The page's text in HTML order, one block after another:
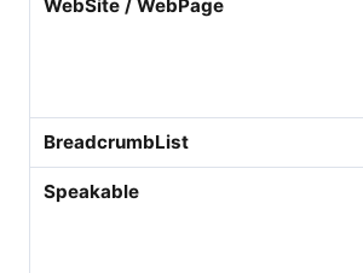
WebSite / WebPage
BreadcrumbList
Speakable